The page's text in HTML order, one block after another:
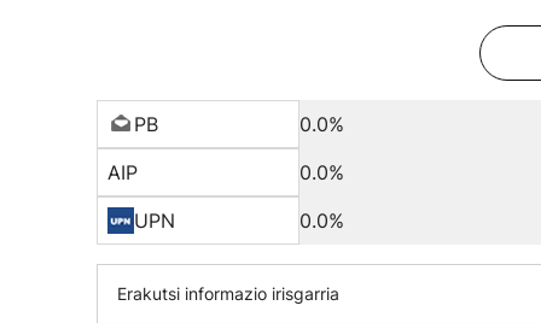
PB
0.0%
AIP
0.0%
UPN
0.0%
Erakutsi informazio irisgarria